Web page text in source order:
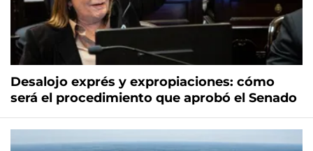
Desalojo exprés y expropiaciones: cómo
será el procedimiento que aprobó el Senado